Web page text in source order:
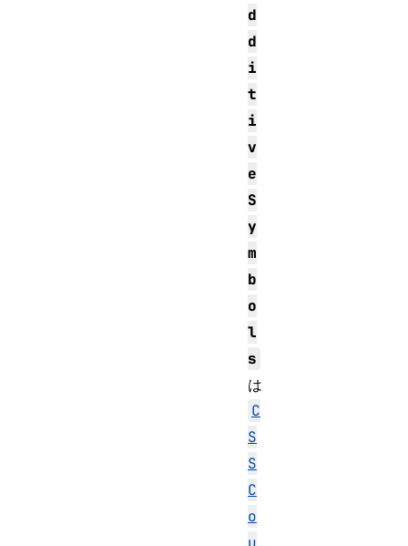
d
d
i
t
i
v
e
S
y
m
b
o
l
s
は
C
S
S
C
o